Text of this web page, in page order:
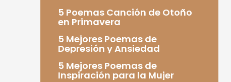
5 Poemas Canción de Otoño
en Primavera
5 Mejores Poemas de
Depresión y Ansiedad
5 Mejores Poemas de
Inspiración para la Mujer